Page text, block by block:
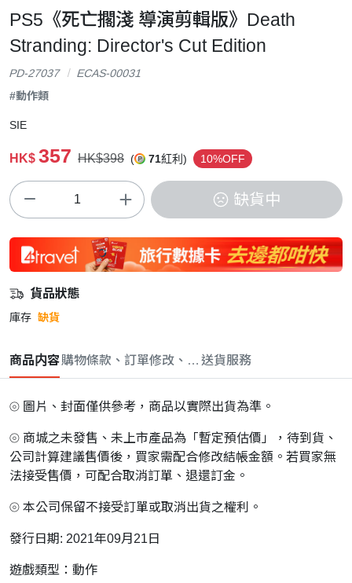
PS5《死亡擱淺 導演剪輯版》Death
Stranding: Director's Cut Edition
PD-27037
ECAS-00031
#動作類
SIE
HK$ 357 HK$398 ( 71紅利) 10%OFF
缺貨中
貨品狀態
庫存 缺貨
商品内容購物條款、訂單修改、取消與退款政策
送貨服務
⦾ 圖片、封面僅供參考，商品以實際出貨為準。
⦾ 商城之未發售、未上市產品為「暫定預估價」，待到貨、
公司計算建議售價後，買家需配合修改結帳金額。若買家無
法接受售價，可配合取消訂單、退還訂金。
⦾ 本公司保留不接受訂單或取消出貨之權利。
發行日期: 2021年09月21日
遊戲類型：動作